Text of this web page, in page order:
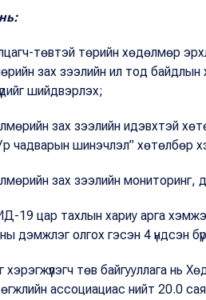
төвтэй төрийн хөдөлмөр
зах зээлийн ил тод байдлын
шийдвэрлэх;
зах зээлийн идэвхтэй
“Ур чадварын шинэчлэл” хөтөлбөр
зах зээлийн мониторинг,
19 цар тахлын хариу арга
дэмжлэг олгох гэсэн 4 үндсэн
хэрэгжүүлэгч төв байгууллага
ассоциациас нийт 20.0